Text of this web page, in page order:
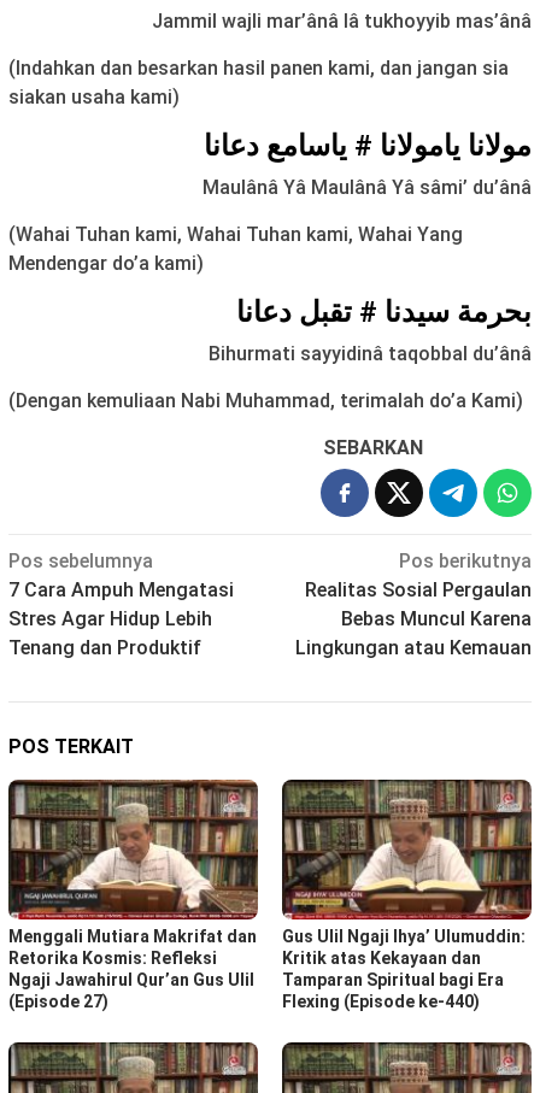
Jammil wajli mar’ânâ lâ tukhoyyib mas’ânâ
(Indahkan dan besarkan hasil panen kami, dan jangan sia
siakan usaha kami)
مولانا يامولانا # ياسامع دعانا
Maulânâ Yâ Maulânâ Yâ sâmi’ du’ânâ
(Wahai Tuhan kami, Wahai Tuhan kami, Wahai Yang
Mendengar do’a kami)
بحرمة سيدنا # تقبل دعانا
Bihurmati sayyidinâ taqobbal du’ânâ
(Dengan kemuliaan Nabi Muhammad, terimalah do’a Kami)
SEBARKAN
Navigasi
pos
Pos sebelumnya
7 Cara Ampuh Mengatasi
Stres Agar Hidup Lebih
Tenang dan Produktif
Pos berikutnya
Realitas Sosial Pergaulan
Bebas Muncul Karena
Lingkungan atau Kemauan
POS TERKAIT
Menggali Mutiara Makrifat dan
Retorika Kosmis: Refleksi
Ngaji Jawahirul Qur’an Gus Ulil
(Episode 27)
Gus Ulil Ngaji Ihya’ Ulumuddin:
Kritik atas Kekayaan dan
Tamparan Spiritual bagi Era
Flexing (Episode ke-440)